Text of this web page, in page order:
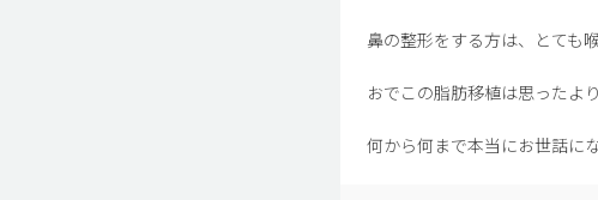
鼻の整形をする方は、とても
おでこの脂肪移植は思ったよ
何から何まで本当にお世話に